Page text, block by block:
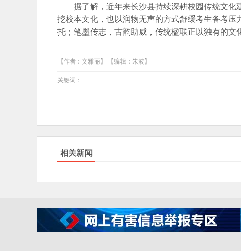
据了解，近年来长沙县持续深耕校园传统文
挖校本文化，也以润物无声的方式舒缓考生备考
托；笔墨传志，古韵助威，传统楹联正以独有的文
【作者：文雅丽】 【编辑：朱波】
关键词：
相关新闻